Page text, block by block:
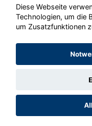
©
Diese Webseite
Technologien, um die
um Zusatzfunktionen